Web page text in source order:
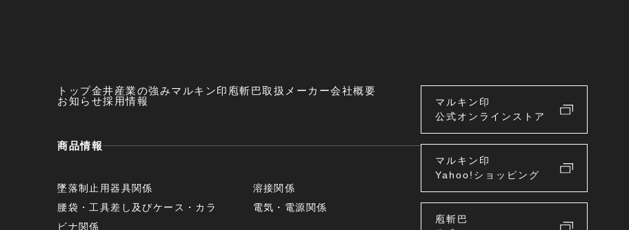
トップ金井産業の強みマルキン印 庖斬巴取扱メーカー会社概要
お知らせ採用情報
商品情報
墜落制止用器具関係
腰袋・工具差し及びケース・カラ
ビナ関係
溶接関係
電気・電源関係
マルキン印
公式オンラインストア
マルキン印
Yahoo!ショッピング
庖斬巴